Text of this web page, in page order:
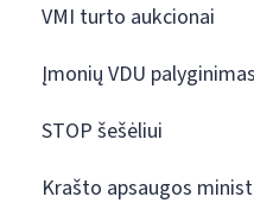
VMI turto aukcionai
Įmonių VDU palyginimas
STOP šešėliui
Krašto apsaugos